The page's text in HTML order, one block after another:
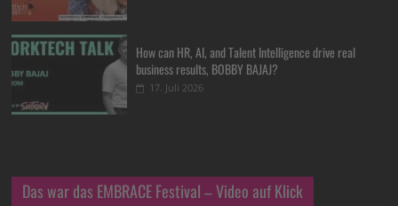
How can HR, AI, and Talent Intelligence drive real
business results, BOBBY BAJAJ?
17. Juli 2026
Das war das EMBRACE Festival – Video auf Klick